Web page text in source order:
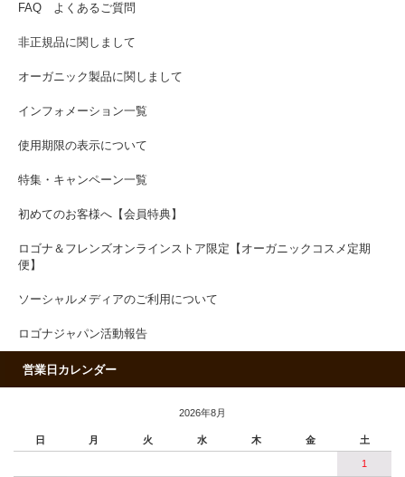
FAQ よくあるご質問
非正規品に関しまして
オーガニック製品に関しまして
インフォメーション一覧
使用期限の表示について
特集・キャンペーン一覧
初めてのお客様へ【会員特典】
ロゴナ＆フレンズオンラインストア限定【オーガニックコスメ定期
便】
ソーシャルメディアのご利用について
ロゴナジャパン活動報告
営業日カレンダー
2026年8月
日 月 火 水 木 金 土
1